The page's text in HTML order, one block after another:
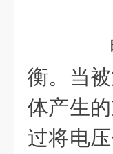
电
衡。当
体产生
过将电